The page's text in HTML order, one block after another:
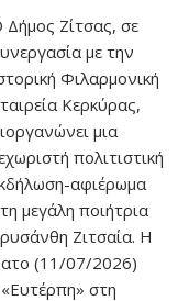
Δήμος Ζίτσας, σε
με την
Φιλαρμονική
Κερκύρας,
μια
πολιτιστική
αφιέρωμα
μεγάλη ποιήτρια
Ζιτσαία. Η
(11/07/2026)
στη